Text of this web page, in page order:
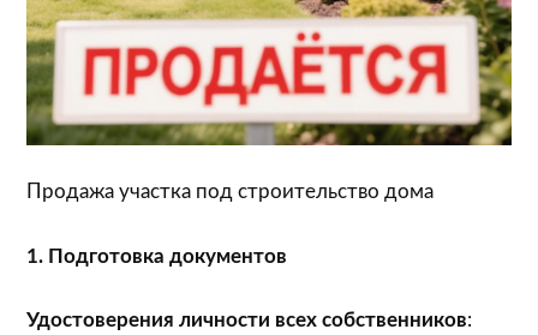
Продажа участка под строительство дома
1. Подготовка документов
Удостоверения личности всех собственников: